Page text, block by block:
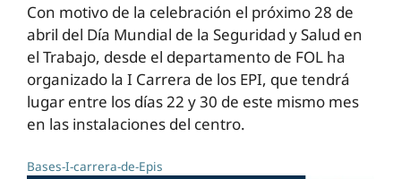
Con motivo de la celebración el próximo 28 de
abril del Día Mundial de la Seguridad y Salud en
el Trabajo, desde el departamento de FOL ha
organizado la I Carrera de los EPI, que tendrá
lugar entre los días 22 y 30 de este mismo mes
en las instalaciones del centro.
Bases-I-carrera-de-Epis